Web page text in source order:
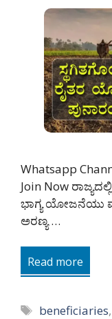
Whatsapp
Join Now
ಭಾಗ್ಯ ಯೋಜನೆಯು
ಅರಣ್ಯ …
Read more
Tags
beneficiaries,